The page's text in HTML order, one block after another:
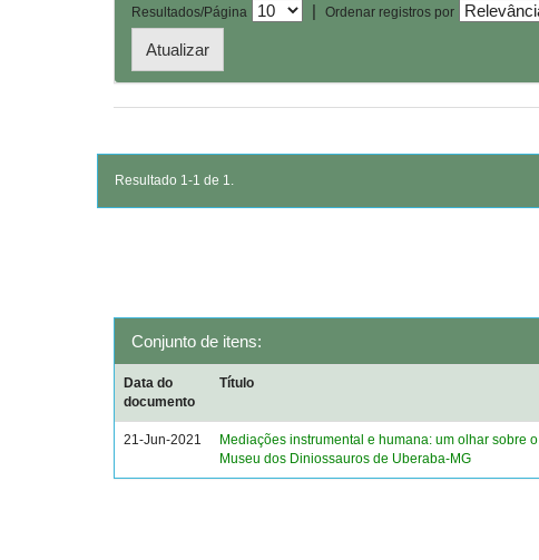
Resultados/Página | Ordenar registros por
Resultado 1-1 de 1.
Conjunto de itens:
Data do
documento
Título
21-Jun-2021
Mediações instrumental e humana: um olhar sobre o
Museu dos Diniossauros de Uberaba-MG